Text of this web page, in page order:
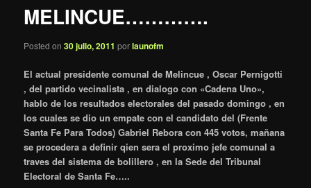
MELINCUE………….
Posted on30 julio, 2011 porlaunofm
El actual presidente comunal de Melincue , Oscar Pernigotti
, del partido vecinalista , en dialogo con «Cadena Uno»,
hablo de los resultados electorales del pasado domingo , en
los cuales se dio un empate con el candidato del (Frente
Santa Fe Para Todos) Gabriel Rebora con 445 votos, mañana
se procedera a definir qien sera el proximo jefe comunal a
traves del sistema de bolillero , en la Sede del Tribunal
Electoral de Santa Fe…..